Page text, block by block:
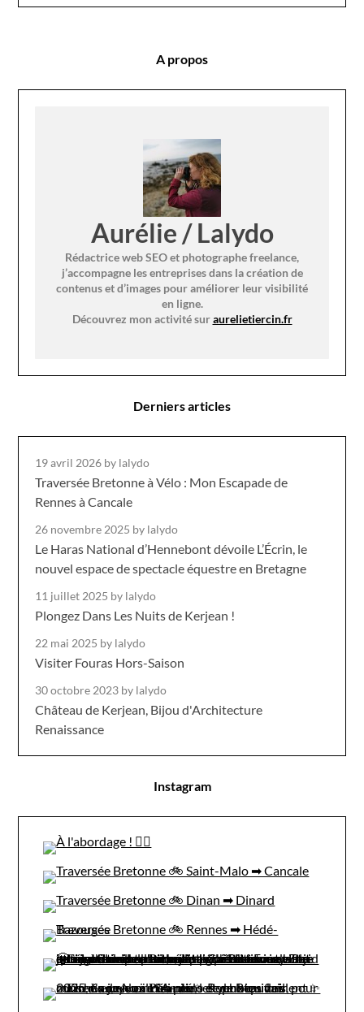
A propos
Aurélie / Lalydo
Rédactrice web SEO et photographe freelance,
j’accompagne les entreprises dans la création de
contenus et d’images pour améliorer leur visibilité
en ligne.
Découvrez mon activité suraurelietiercin.fr
Derniers articles
19 avril 2026 by lalydo
Traversée Bretonne à Vélo : Mon Escapade de
Rennes à Cancale
26 novembre 2025 by lalydo
Le Haras National d’Hennebont dévoile L’Écrin, le
nouvel espace de spectacle équestre en Bretagne
11 juillet 2025 by lalydo
Plongez Dans Les Nuits de Kerjean !
22 mai 2025 by lalydo
Visiter Fouras Hors-Saison
30 octobre 2023 by lalydo
Château de Kerjean, Bijou d'Architecture
Renaissance
Instagram